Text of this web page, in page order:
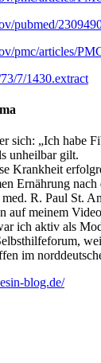
pubmed/
pmc/articles/
7/1430.extract
sich: „Ich habe
unheilbar gilt.
Krankheit
Ernährung nach
R. Paul St.
auf meinem
ich aktiv als
im
blog.de/